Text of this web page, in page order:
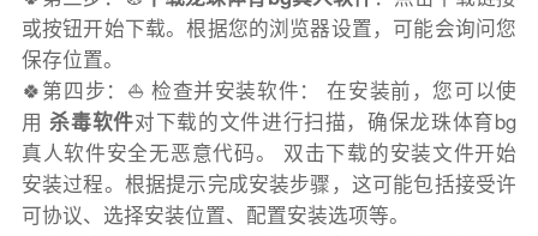
或按钮开始下载。根据您的浏览器设置，可能会询问您
保存位置。
🍀第四步：⛵️ 检查并安装软件： 在安装前，您可以使
用杀毒软件对下载的文件进行扫描，确保龙珠体育bg
真人软件安全无恶意代码。 双击下载的安装文件开始
安装过程。根据提示完成安装步骤，这可能包括接受许
可协议、选择安装位置、配置安装选项等。